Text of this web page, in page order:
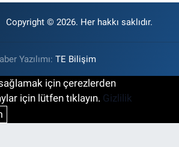
Copyright © 2026. Her hakkı saklıdır.
Yazılımı: TE Bilişim
için çerezlerden
için lütfen tıklayın. Gizlilik